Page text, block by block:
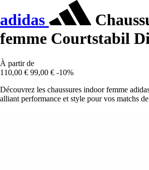
adidas
femme Courtstabil
À partir de
110,00 € 99,00 € -10%
Découvrez les chaussures indoor femme
alliant performance et style pour vos matchs